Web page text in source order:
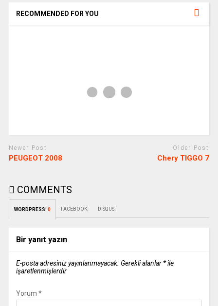
RECOMMENDED FOR YOU
Newer Post
PEUGEOT 2008
Older Post
Chery TIGGO 7
COMMENTS
WORDPRESS: 0 FACEBOOK: DISQUS:
Bir yanıt yazın
E-posta adresiniz yayınlanmayacak. Gerekli alanlar *ile
işaretlenmişlerdir
Yorum *